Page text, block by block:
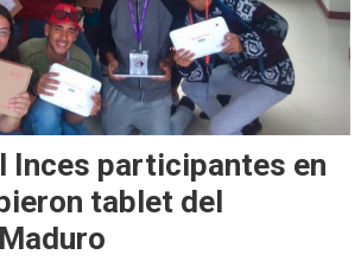
Inces participantes en
tablet del